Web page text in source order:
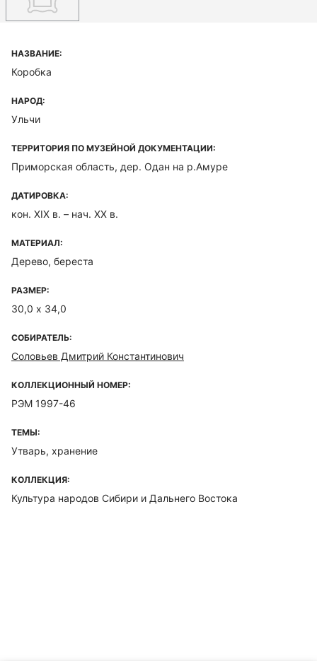
НАЗВАНИЕ:
Коробка
НАРОД:
Ульчи
ТЕРРИТОРИЯ ПО МУЗЕЙНОЙ ДОКУМЕНТАЦИИ:
Приморская область, дер. Одан на р.Амуре
ДАТИРОВКА:
кон. XIX в. – нач. XX в.
МАТЕРИАЛ:
Дерево, береста
РАЗМЕР:
30,0 х 34,0
СОБИРАТЕЛЬ:
Соловьев Дмитрий Константинович
КОЛЛЕКЦИОННЫЙ НОМЕР:
РЭМ 1997-46
ТЕМЫ:
Утварь, хранение
КОЛЛЕКЦИЯ:
Культура народов Сибири и Дальнего Востока